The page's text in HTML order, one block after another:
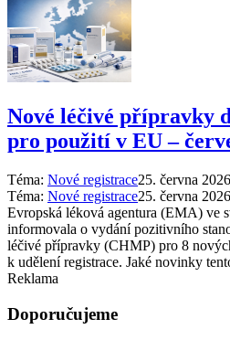
Nové léčivé přípravky
pro použití v EU –⁠
Téma: Nové registrace25. června 2026
Téma: Nové registrace25. června 2026
Evropská léková agentura (EMA) ve
informovala o vydání pozitivního
léčivé přípravky (CHMP) pro 8
k udělení registrace. Jaké novinky
Reklama
Doporučujeme